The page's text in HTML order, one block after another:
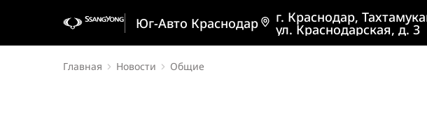
Юг-Авто Краснодар г. Краснодар,
ул. Краснодарская, д. 3
Главная Новости Общие